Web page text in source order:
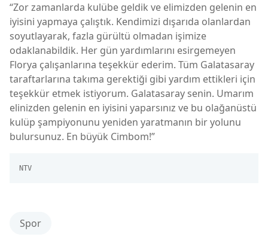
“Zor zamanlarda kulübe geldik ve elimizden gelenin en
iyisini yapmaya çalıştık. Kendimizi dışarıda olanlardan
soyutlayarak, fazla gürültü olmadan işimize
odaklanabildik. Her gün yardımlarını esirgemeyen
Florya çalışanlarına teşekkür ederim. Tüm Galatasaray
taraftarlarına takıma gerektiği gibi yardım ettikleri için
teşekkür etmek istiyorum. Galatasaray senin. Umarım
elinizden gelenin en iyisini yaparsınız ve bu olağanüstü
kulüp şampiyonunu yeniden yaratmanın bir yolunu
bulursunuz. En büyük Cimbom!”
NTV
Spor